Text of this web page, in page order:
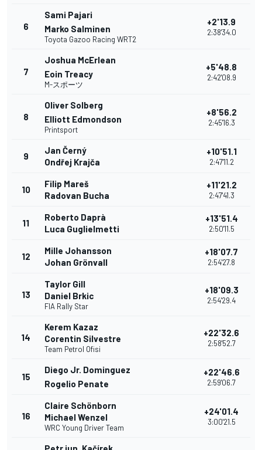
6
Sami Pajari
Marko Salminen
Toyota Gazoo Racing WRT2
+2'13.9
2:38'34.0
7
Joshua McErlean
Eoin Treacy
M-スポーツ
+5'48.8
2:42'08.9
8
Oliver Solberg
Elliott Edmondson
Printsport
+8'56.2
2:45'16.3
9
Jan Černý
Ondřej Krajča
+10'51.1
2:47'11.2
10
Filip Mareš
Radovan Bucha
+11'21.2
2:47'41.3
11
Roberto Daprà
Luca Guglielmetti
+13'51.4
2:50'11.5
12
Mille Johansson
Johan Grönvall
+18'07.7
2:54'27.8
13
Taylor Gill
Daniel Brkic
FIA Rally Star
+18'09.3
2:54'29.4
14
Kerem Kazaz
Corentin Silvestre
Team Petrol Ofisi
+22'32.6
2:58'52.7
15
Diego Jr. Dominguez
Rogelio Penate
+22'46.6
2:59'06.7
16
Claire Schönborn
Michael Wenzel
WRC Young Driver Team
+24'01.4
3:00'21.5